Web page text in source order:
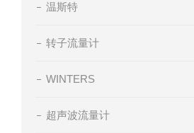
温斯特
转子流量计
WINTERS
超声波流量计